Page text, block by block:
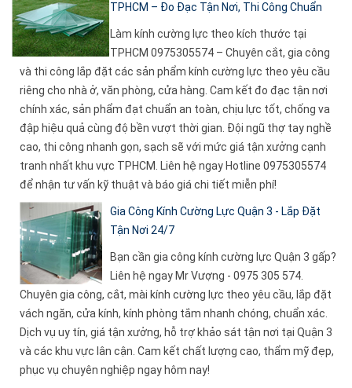
TPHCM – Đo Đạc Tận Nơi, Thi Công Chuẩn
Làm kính cường lực theo kích thước tại
TPHCM 0975305574 – Chuyên cắt, gia công
và thi công lắp đặt các sản phẩm kính cường lực theo yêu cầu
riêng cho nhà ở, văn phòng, cửa hàng. Cam kết đo đạc tận nơi
chính xác, sản phẩm đạt chuẩn an toàn, chịu lực tốt, chống va
đập hiệu quả cùng độ bền vượt thời gian. Đội ngũ thợ tay nghề
cao, thi công nhanh gọn, sạch sẽ với mức giá tận xưởng cạnh
tranh nhất khu vực TPHCM. Liên hệ ngay Hotline 0975305574
để nhận tư vấn kỹ thuật và báo giá chi tiết miễn phí!
Gia Công Kính Cường Lực Quận 3 - Lắp Đặt
Tận Nơi 24/7
Bạn cần gia công kính cường lực Quận 3 gấp?
Liên hệ ngay Mr Vượng - 0975 305 574.
Chuyên gia công, cắt, mài kính cường lực theo yêu cầu, lắp đặt
vách ngăn, cửa kính, kính phòng tắm nhanh chóng, chuẩn xác.
Dịch vụ uy tín, giá tận xưởng, hỗ trợ khảo sát tận nơi tại Quận 3
và các khu vực lân cận. Cam kết chất lượng cao, thẩm mỹ đẹp,
phục vụ chuyên nghiệp ngay hôm nay!